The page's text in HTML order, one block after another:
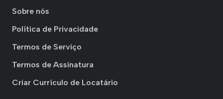
Sobre nós
Política de Privacidade
Termos de Serviço
Termos de Assinatura
Criar Currículo de Locatário